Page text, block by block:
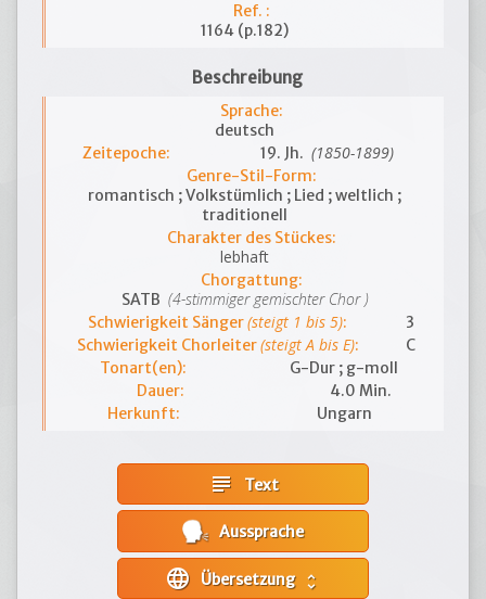
Ref. :
1164 (p.182)
Beschreibung
Sprache:
deutsch
Zeitepoche:
19. Jh. (1850-1899)
Genre-Stil-Form:
romantisch ; Volkstümlich ; Lied ; weltlich ;
traditionell
Charakter des Stückes:
lebhaft
Chorgattung:
SATB (4-stimmiger gemischter Chor )
Schwierigkeit Sänger(steigt 1 bis 5):
3
Schwierigkeit Chorleiter(steigt A bis E):
C
Tonart(en):
G-Dur ; g-moll
Dauer:
4.0 Min.
Herkunft:
Ungarn
subject Text
Aussprache
language unfold_more